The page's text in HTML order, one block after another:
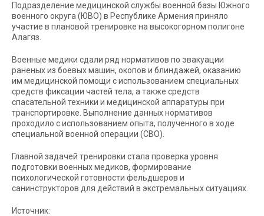
Подразделение медицинской службы военной базы Южного
военного округа (ЮВО) в Республике Армения приняло
участие в плановой тренировке на высокогорном полигоне
Алагяз.
Военные медики сдали ряд нормативов по эвакуации
раненых из боевых машин, окопов и блиндажей, оказанию
им медицинской помощи с использованием специальных
средств фиксации частей тела, а также средств
спасательной техники и медицинской аппаратуры при
транспортировке. Выполнение данных нормативов
проходило с использованием опыта, полученного в ходе
специальной военной операции (СВО).
Главной задачей тренировки стала проверка уровня
подготовки военных медиков, формирование
психологической готовности фельдшеров и
санинструкторов для действий в экстремальных ситуациях.
Источник: